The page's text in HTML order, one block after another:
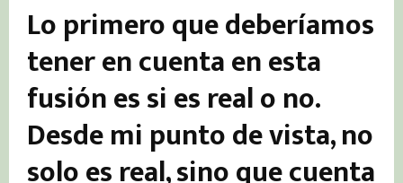
Lo primero que deberíamos
tener en cuenta en esta
fusión es si es real o no.
Desde mi punto de vista, no
solo es real, sino que cuenta